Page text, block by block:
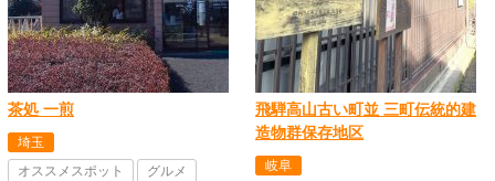
茶処 一煎
埼玉
オススメスポット
グルメ
飛騨高山古い町並 三町伝統的建
造物群保存地区
岐阜